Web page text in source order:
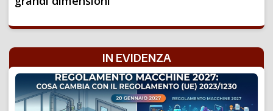
IN EVIDENZA